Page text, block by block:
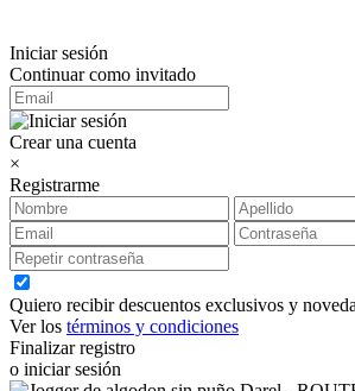
Iniciar sesión
Continuar como invitado
Crear una cuenta
×
Registrarme
Quiero recibir descuentos exclusivos y
Ver los términos y condiciones
Finalizar registro
o iniciar sesión